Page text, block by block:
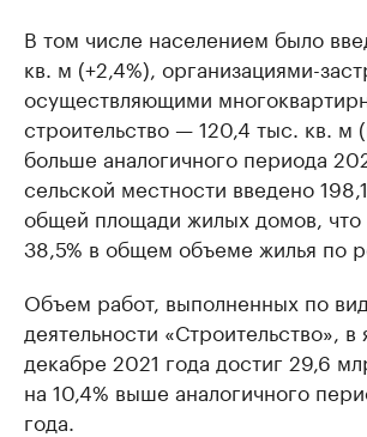
В том числе населением было
кв. м (+2,4%), организациями-
осуществляющими
строительство — 120,4 тыс. кв. м
больше аналогичного периода
сельской местности введено
общей площади жилых домов, что
38,5% в общем объеме жилья по
Объем работ, выполненных по
деятельности «Строительство», в
декабре 2021 года достиг 29,6
на 10,4% выше аналогичного
года.